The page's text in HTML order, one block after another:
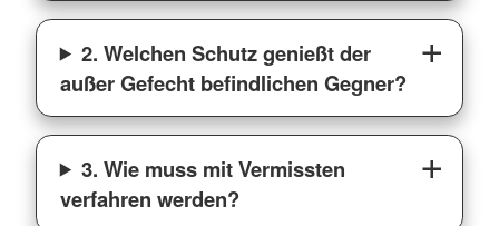
2. Welchen Schutz genießt der
außer Gefecht befindlichen Gegner?
3. Wie muss mit Vermissten
verfahren werden?